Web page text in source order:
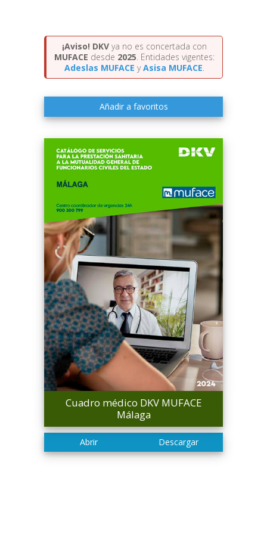
¡Aviso! DKV ya no es concertada con
MUFACE desde 2025. Entidades vigentes:
Adeslas MUFACE yAsisa MUFACE.
Cuadro médico DKV MUFACE
Málaga